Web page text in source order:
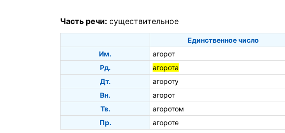
Часть речи: существительное
Единственное число
Им.
агорот
Рд.
агорота
Дт.
агороту
Вн.
агорот
Тв.
агоротом
Пр.
агороте